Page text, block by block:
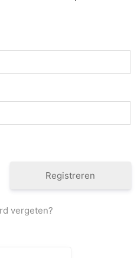
Registreren
vergeten?